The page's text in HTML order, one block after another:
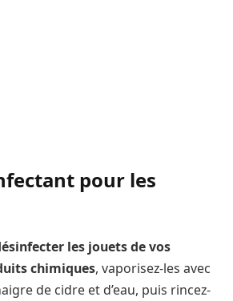
pour les
les jouets de vos
chimiques, vaporisez-les avec
de cidre et d’eau, puis rincez-